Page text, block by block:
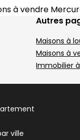
à vendre
Autres
Maisons à
Maisons à
Immobilier
ville